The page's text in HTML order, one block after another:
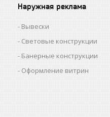
Наружная реклама
Вывески
Световые конструкции
Банерные конструкции
Оформление витрин